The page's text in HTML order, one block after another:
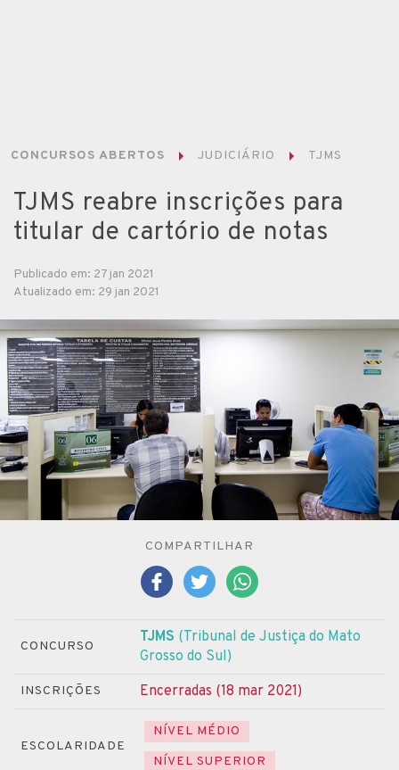
CONCURSOS ABERTOS JUDICIÁRIO TJMS
TJMS reabre inscrições para
titular de cartório de notas
Publicado em: 27 jan 2021
Atualizado em: 29 jan 2021
COMPARTILHAR
CONCURSO
TJMS (Tribunal de Justiça do Mato
Grosso do Sul)
INSCRIÇÕES Encerradas (18 mar 2021)
ESCOLARIDADE
NÍVEL MÉDIO
NÍVEL SUPERIOR